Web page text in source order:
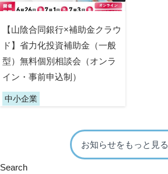
【山陰合同銀行×補助金クラウ
ド】省力化投資補助金（一般
型）無料個別相談会（オンラ
イン・事前申込制）
中小企業
お知らせをもっと見る
Search